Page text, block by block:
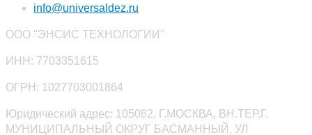
info@universaldez.ru
ООО "ЭНСИС ТЕХНОЛОГИИ"
ИНН: 7703351615
ОГРН: 1027703001864
Юридический адрес: 105082, Г.МОСКВА, ВН.ТЕР.Г.
МУНИЦИПАЛЬНЫЙ ОКРУГ БАСМАННЫЙ, УЛ